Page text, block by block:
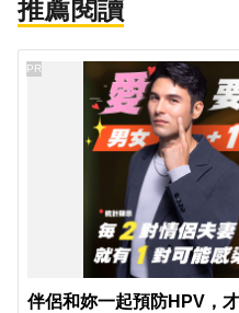
推薦閱讀
伴侶和妳一起預防HPV，
PR